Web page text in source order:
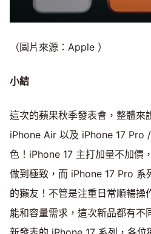
（圖片來源：Apple ）
小結
這次的蘋果秋季發表會，整體來
iPhone Air 以及 iPhone 17 Pro
色！iPhone 17 主打加量不加價
做到極致，而 iPhone 17 Pro 系
的獺友！不管是注重日常順暢操
能和容量需求，這次新品都有不